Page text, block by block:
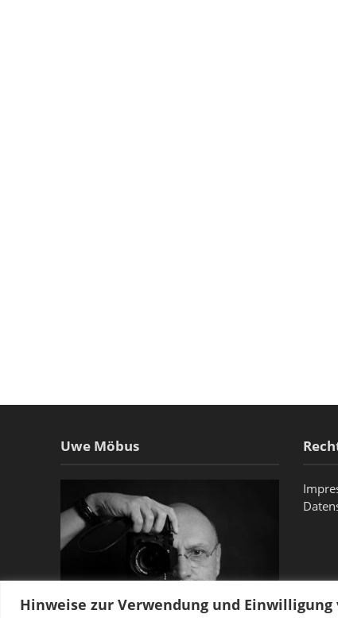
Hinweise zur Verwendung und Einwilligung
Uwe Möbus